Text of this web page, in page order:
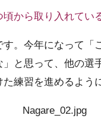
から取り入れてい
す。今年になって「
」と思って、他の選
練習を進めるよう